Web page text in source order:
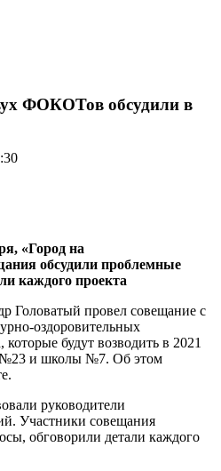
ФОКОТов обсудили в
«Город на
обсудили проблемные
каждого проекта
Головатый провел совещание с
оздоровительных
будут возводить в 2021
№23 и школы №7. Об этом
руководители
Участники совещания
обговорили детали каждого